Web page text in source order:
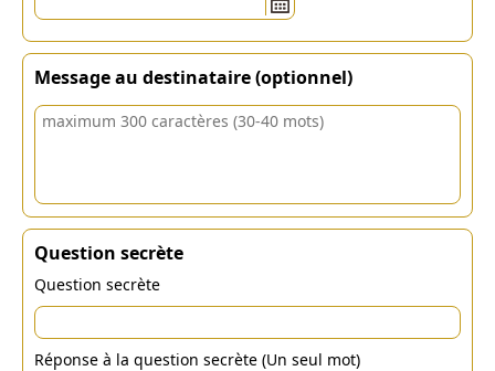
Message au destinataire (optionnel)
Question secrète
Question secrète
Réponse à la question secrète (Un seul mot)